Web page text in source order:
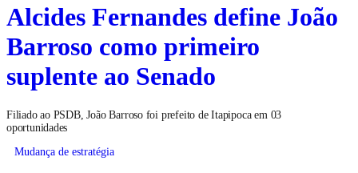
Alcides Fernandes define João
Barroso como primeiro
suplente ao Senado
Filiado ao PSDB, João Barroso foi prefeito de Itapipoca em 03
oportunidades
Mudança de estratégia